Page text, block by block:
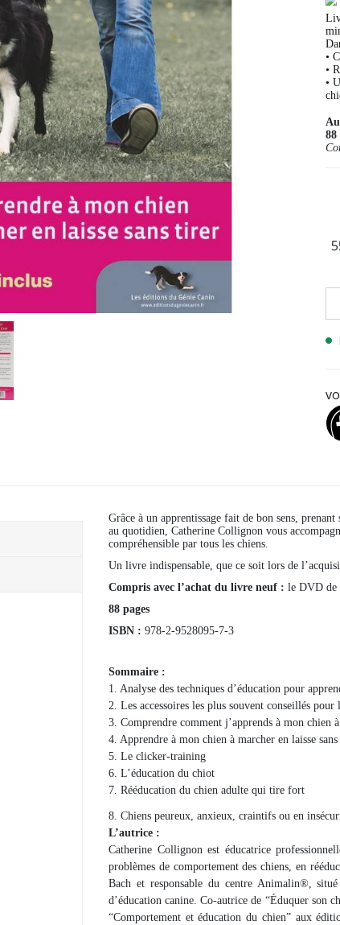
•
•
•
88
Grâce à un apprentissage fait de bon sens,
au quotidien, Catherine Collignon vous
compréhensible par tous les chiens.
Un livre indispensable, que ce soit lors de
Compris avec l’achat du livre neuf : le DVD de
88 pages
ISBN : 978-2-9528095-7-3
Sommaire :
1. Analyse des techniques d’éducation pour
2. Les accessoires les plus souvent conseillés pour
3. Comprendre comment j’apprends à mon chien
4. Apprendre à mon chien à marcher en laisse
5. Le clicker-training
6. L’éducation du chiot
7. Rééducation du chien adulte qui tire fort
8. Chiens peureux, anxieux, craintifs ou en
L’autrice :
Catherine Collignon est éducatrice
problèmes de comportement des chiens, en
Bach et responsable du centre Animalin®,
d’éducation canine. Co-autrice de “Éduquer son
“Comportement et éducation du chien” aux